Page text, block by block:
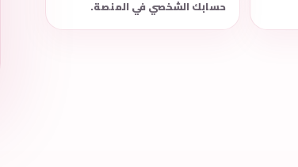
حسابك الشخصي في المنصة.